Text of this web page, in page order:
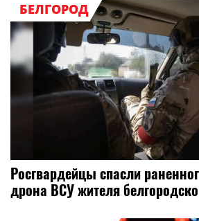
БЕЛГОРОД
Росгвардейцы спасли
дрона ВСУ жителя